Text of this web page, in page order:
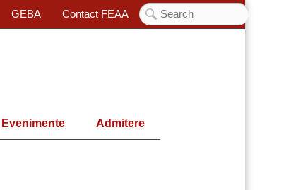
GEBA Contact FEAA
Evenimente Admitere